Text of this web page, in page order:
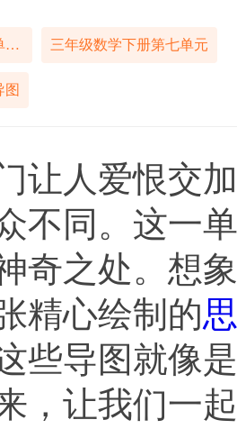
三年级数学下册第七单元思维导图 三年级数学下册第七单元
图
让人爱恨交
不同。这一
奇之处。想
精心绘制的
些导图就像
，让我们一